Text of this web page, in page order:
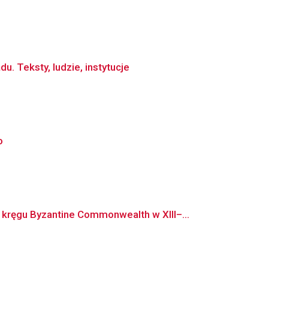
Teksty, ludzie, instytucje
Byzantine Commonwealth w XIII–...